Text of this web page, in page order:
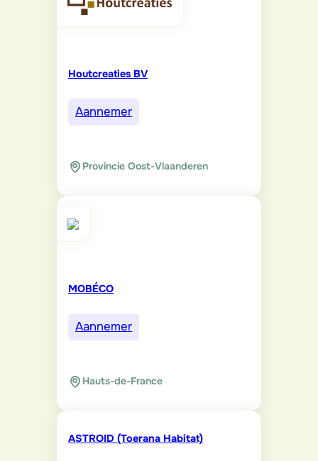
Houtcreaties BV
Aannemer
Provincie Oost-Vlaanderen
MOBÉCO
Aannemer
Hauts-de-France
ASTROID (Toerana Habitat)